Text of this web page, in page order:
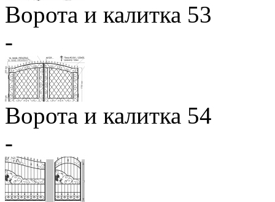
Ворота и калитка 53
-
Ворота и калитка 54
-